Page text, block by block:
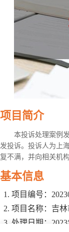
项目简介
本投诉处理案例
发投诉。投诉人为上
复不满，并向相关机
基本信息
项目编号：
项目名称：吉
处理日期：